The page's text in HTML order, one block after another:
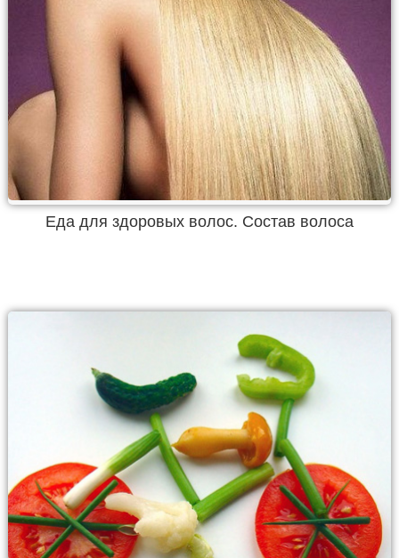
Еда для здоровых волос. Состав волоса